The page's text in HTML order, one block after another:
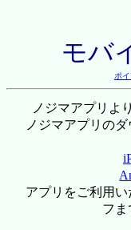
モバ
ポ
ノジマアプリよ
ノジマアプリの
アプリをご利用
フま